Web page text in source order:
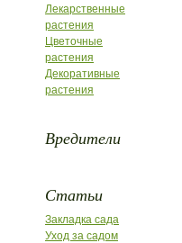
Лекарственные
растения
Цветочные
растения
Декоративные
растения
Вредители
Статьи
Закладка сада
Уход за садом